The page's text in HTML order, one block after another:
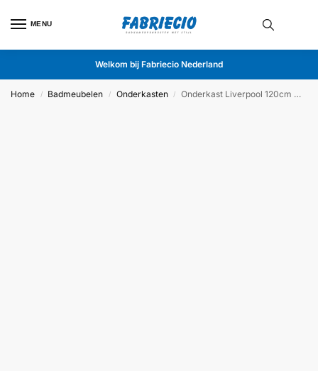
MENU
Welkom bij Fabriecio Nederland
Home / Badmeubelen / Onderkasten / Onderkast Liverpool 120cm Mat Zwart